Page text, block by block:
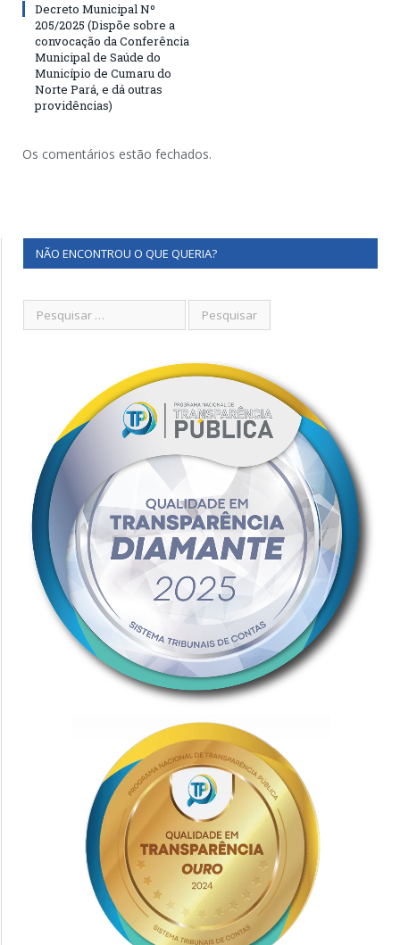
Decreto Municipal Nº
205/2025 (Dispõe sobre a
convocação da Conferência
Municipal de Saúde do
Município de Cumaru do
Norte Pará, e dá outras
providências)
Os comentários estão fechados.
NÃO ENCONTROU O QUE QUERIA?